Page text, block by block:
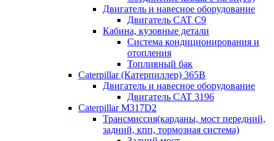
Двигатель и навесное оборудование
Двигатель CAT C9
Кабина, кузовные детали
Система кондиционирования и
отопления
Топливный бак
Caterpillar (Катерпиллер) 365B
Двигатель и навесное оборудование
Двигатель CAT 3196
Caterpillar M317D2
Трансмиссия(карданы, мост передний,
задний, кпп, тормозная система)